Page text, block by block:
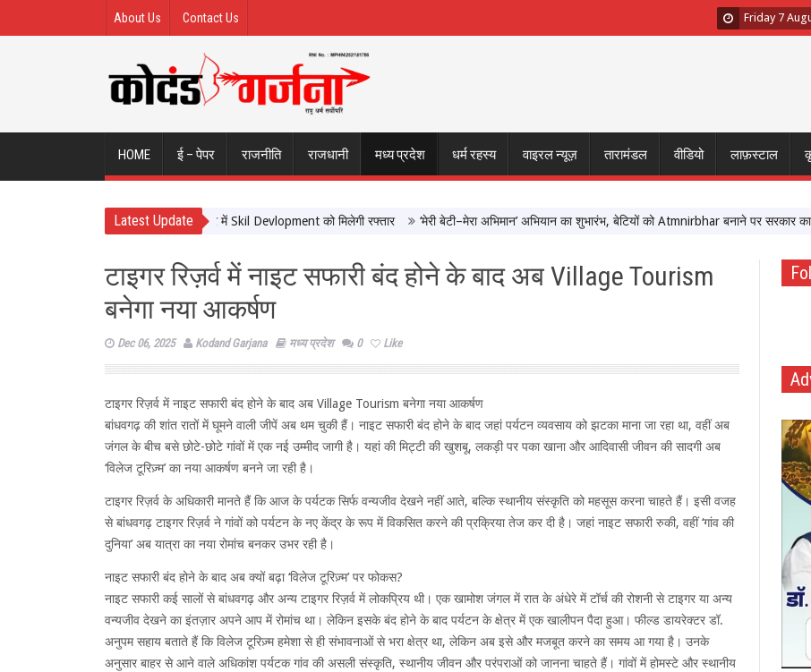
About Us Contact Us Friday 7
HOME ई – पेपर राजनीति राजधानी मध्य प्रदेश धर्म रहस्य वाइरल न्यूज़ तारामंडल वीडियो लाफ़स्टाल
Latest Update
और टाटा स्ट्राइव साथ आए, पर्यटन क्षेत्र में Skil Devlopment को मिलेगी रफ्तार ‘मेरी बेटी–मेरा अभिमान’ अभियान का शुभारंभ, बेटियों को Atmnirbhar बनाने पर सरकार का फोकस
टाइगर रिज़र्व में नाइट सफारी बंद होने के बाद अब Village Tourism
बनेगा नया आकर्षण
Dec 06, 2025 Kodand Garjana मध्य प्रदेश 0 Like
टाइगर रिज़र्व में नाइट सफारी बंद होने के बाद अब Village Tourism बनेगा नया आकर्षण
बांधवगढ़ की शांत रातों में घूमने वाली जीपें अब थम चुकी हैं। नाइट सफारी बंद होने के बाद जहां पर्यटन व्यवसाय को झटका माना जा रहा था, वहीं अब
जंगल के बीच बसे छोटे-छोटे गांवों में एक नई उम्मीद जागी है। यहां की मिट्टी की खुशबू, लकड़ी पर पका खाना और आदिवासी जीवन की सादगी अब
‘विलेज टूरिज़्म’ का नया आकर्षण बनने जा रही है।
टाइगर रिज़र्व के अधिकारी मानते हैं कि आज के पर्यटक सिर्फ वन्यजीव देखने नहीं आते, बल्कि स्थानीय संस्कृति को महसूस करना चाहते हैं। इसी वजह
से बांधवगढ़ टाइगर रिज़र्व ने गांवों को पर्यटन के नए केंद्र के रूप में विकसित करने की प्रक्रिया तेज कर दी है। जहां नाइट सफारी रुकी, वहीं ‘गांव की
दुनिया’ अब यात्रा का नया रोमांच बनकर उभर रही है।
नाइट सफारी बंद होने के बाद अब क्यों बढ़ा ‘विलेज टूरिज़्म’ पर फोकस?
नाइट सफारी कई सालों से बांधवगढ़ और अन्य टाइगर रिज़र्व में लोकप्रिय थी। एक खामोश जंगल में रात के अंधेरे में टॉर्च की रोशनी से टाइगर या अन्य
वन्यजीव देखने का इंतज़ार अपने आप में रोमांच था। लेकिन इसके बंद होने के बाद पर्यटन के क्षेत्र में एक खालीपन पैदा हुआ। फील्ड डायरेक्टर डॉ.
अनुपम सहाय बताते हैं कि विलेज टूरिज़्म हमेशा से ही संभावनाओं से भरा क्षेत्र था, लेकिन अब इसे और मजबूत करने का समय आ गया है। उनके
अनुसार बाहर से आने वाले अधिकांश पर्यटक गांव की असली संस्कृति, स्थानीय जीवन और परंपराओं को जानना चाहते हैं। गांवों में होमस्टे और स्थानीय